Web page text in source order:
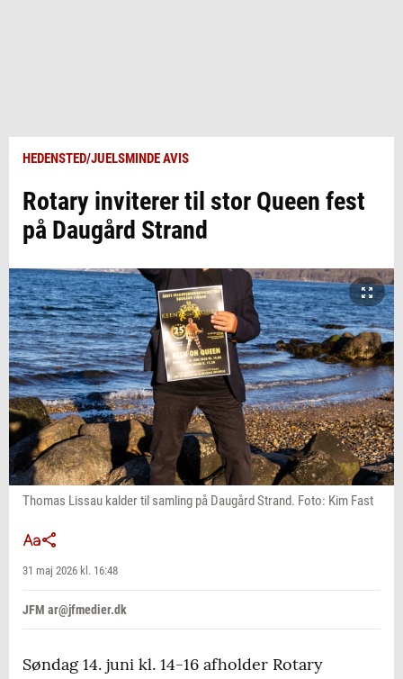
HEDENSTED/JUELSMINDE AVIS
Rotary inviterer til stor Queen fest
på Daugård Strand
Thomas Lissau kalder til samling på Daugård Strand. Foto: Kim Fast
31 maj 2026 kl. 16:48
JFM ar@jfmedier.dk
Søndag 14. juni kl. 14-16 afholder Rotary